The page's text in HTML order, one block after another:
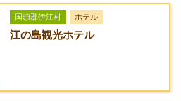
沖縄今帰仁
ィ類のご用意について】
わらずお一人様につきフェイスタ
ます。
合は予めご予約フォームのオプシ
国頭郡伊江村 ホテル
江の島観光ホテル